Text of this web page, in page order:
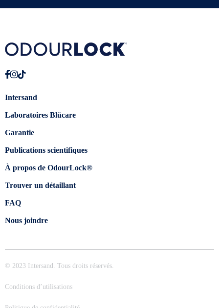
Intersand
Laboratoires Blücare
Garantie
Publications scientifiques
À propos de OdourLock®
Trouver un détaillant
FAQ
Nous joindre
© 2023 Intersand. Tous droits réservés.
Conditions d’utilisations